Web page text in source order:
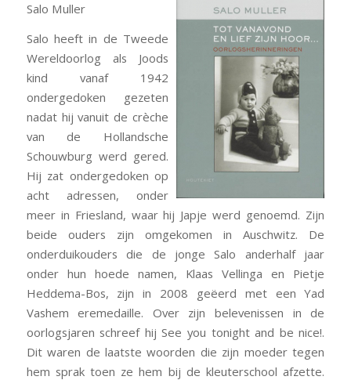
Salo Muller
Salo heeft in de Tweede
Wereldoorlog als Joods
kind vanaf 1942
ondergedoken gezeten
nadat hij vanuit de crèche
van de Hollandsche
Schouwburg werd gered.
Hij zat ondergedoken op
acht adressen, onder
meer in Friesland, waar hij Japje werd genoemd. Zijn
beide ouders zijn omgekomen in Auschwitz. De
onderduikouders die de jonge Salo anderhalf jaar
onder hun hoede namen, Klaas Vellinga en Pietje
Heddema-Bos, zijn in 2008 geëerd met een Yad
Vashem eremedaille. Over zijn belevenissen in de
oorlogsjaren schreef hijSee you tonight and be nice!.
Dit waren de laatste woorden die zijn moeder tegen
hem sprak toen ze hem bij de kleuterschool afzette.